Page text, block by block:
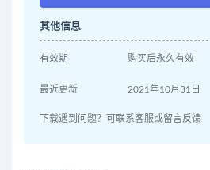
其他信息
有效期 购买后永久有效
最近更新 2021年10月31日
下载遇到问题？可联系客服或留言反馈